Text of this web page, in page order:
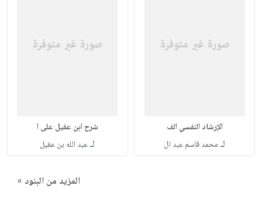
الإرشاد النفسي الف
لـ محمد قاسم عبد ال
شرح ابن عقيل على ا
لـعبد الله بن عقيل
المزيد من البنود »